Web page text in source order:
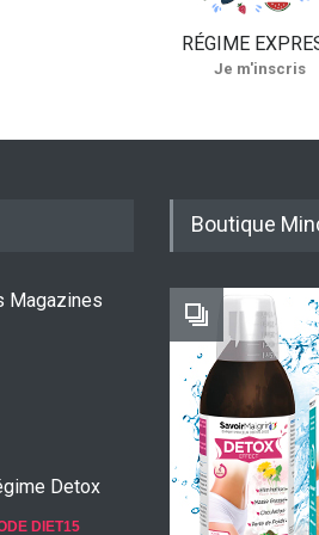
RÉGIME
Je m'inscris
Magazines
Detox
DIET15
Boutique